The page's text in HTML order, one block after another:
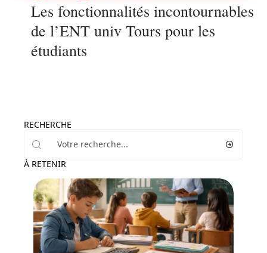
Les fonctionnalités incontournables
de l’ENT univ Tours pour les
étudiants
RECHERCHE
À RETENIR
Enfant